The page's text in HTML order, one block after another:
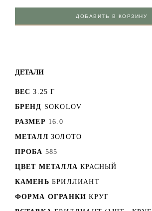
ДОБАВИТЬ В КОРЗИНУ
ДЕТАЛИ
ВЕС 3.25 Г
БРЕНД SOKOLOV
РАЗМЕР 16.0
МЕТАЛЛ ЗОЛОТО
ПРОБА 585
ЦВЕТ МЕТАЛЛА КРАСНЫЙ
КАМЕНЬ БРИЛЛИАНТ
ФОРМА ОГРАНКИ КРУГ